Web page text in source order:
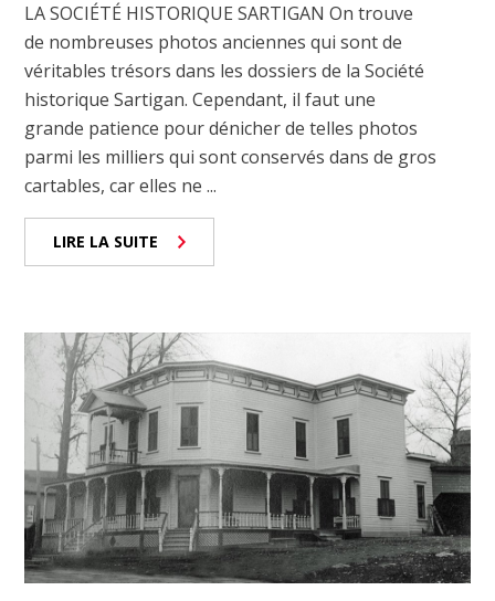
LA SOCIÉTÉ HISTORIQUE SARTIGAN On trouve
de nombreuses photos anciennes qui sont de
véritables trésors dans les dossiers de la Société
historique Sartigan. Cependant, il faut une
grande patience pour dénicher de telles photos
parmi les milliers qui sont conservés dans de gros
cartables, car elles ne ...
LIRE LA SUITE